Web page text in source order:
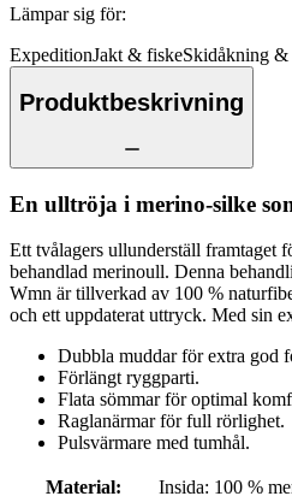
Lämpar sig för:
ExpeditionJakt & fiskeSkidåkning &
Produktbeskrivning
En ulltröja i merino-silke
Ett tvålagers ullunderställ framtaget
behandlad merinoull. Denna
Wmn är tillverkad av 100 %
och ett uppdaterat uttryck. Med sin
Dubbla muddar för extra god
Förlängt ryggparti.
Flata sömmar för optimal
Raglanärmar för full rörlighet.
Pulsvärmare med tumhål.
Material:
Insida: 100 %